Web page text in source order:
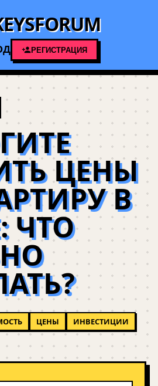
РЕГИСТРАЦИЯ
ЦЕНЫ
В
ЧТО
ЦЕНЫ
ИНВЕСТИЦИИ